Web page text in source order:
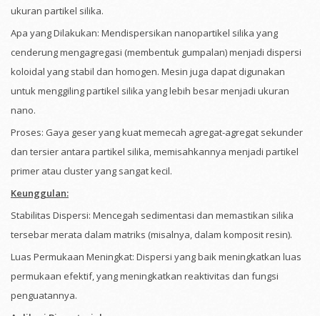
ukuran partikel silika.
Apa yang Dilakukan: Mendispersikan nanopartikel silika yang
cenderung mengagregasi (membentuk gumpalan) menjadi dispersi
koloidal yang stabil dan homogen. Mesin juga dapat digunakan
untuk menggiling partikel silika yang lebih besar menjadi ukuran
nano.
Proses: Gaya geser yang kuat memecah agregat-agregat sekunder
dan tersier antara partikel silika, memisahkannya menjadi partikel
primer atau cluster yang sangat kecil.
Keunggulan:
Stabilitas Dispersi: Mencegah sedimentasi dan memastikan silika
tersebar merata dalam matriks (misalnya, dalam komposit resin).
Luas Permukaan Meningkat: Dispersi yang baik meningkatkan luas
permukaan efektif, yang meningkatkan reaktivitas dan fungsi
penguatannya.